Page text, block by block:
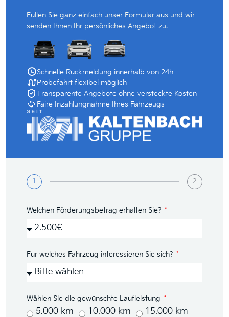
Füllen Sie ganz einfach unser Formular aus und wir
senden Ihnen Ihr persönliches Angebot zu.
Schnelle Rückmeldung innerhalb von 24h
Probefahrt flexibel möglich
Transparente Angebote ohne versteckte Kosten
Faire Inzahlungnahme Ihres Fahrzeugs
1 2
Welchen Förderungsbetrag erhalten Sie?
Für welches Fahrzeug interessieren Sie sich?
Wählen Sie die gewünschte Laufleistung
5.000 km 10.000 km
15.000 km